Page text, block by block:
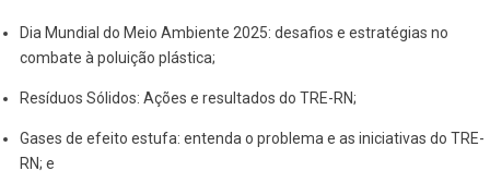
Dia Mundial do Meio Ambiente 2025: desafios e estratégias no
combate à poluição plástica;
Resíduos Sólidos: Ações e resultados do TRE-RN;
Gases de efeito estufa: entenda o problema e as iniciativas do TRE-
RN; e